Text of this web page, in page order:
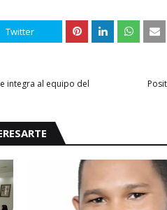
Twitter
integra al equipo del